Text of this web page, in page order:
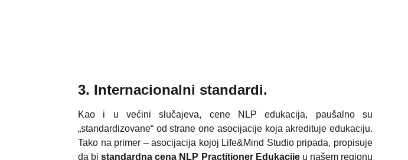
3. Internacionalni standardi.
Kao i u većini slučajeva, cene NLP edukacija, paušalno su
„standardizovane“ od strane one asocijacije koja akredituje edukaciju.
Tako na primer – asocijacija kojoj Life&Mind Studio pripada, propisuje
da bistandardna cena NLP Practitioner Edukacijeu našem regionu